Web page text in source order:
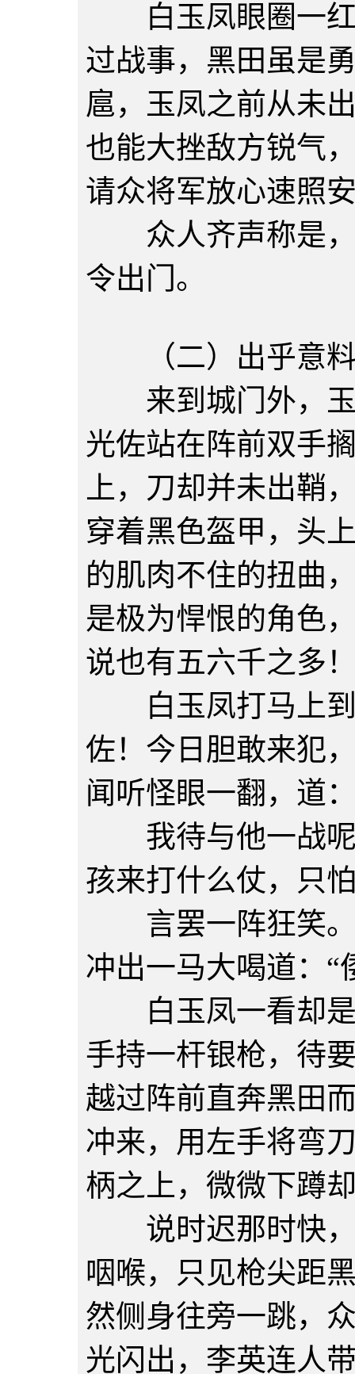
白玉凤眼圈一红
过战事，黑田虽是
扈，玉凤之前从未
也能大挫敌方锐气
请众将军放心速照
众人齐声称是，
令出门。
（二）出乎意
来到城门外，玉
光佐站在阵前双手
上，刀却并未出鞘
穿着黑色盔甲，头
的肌肉不住的扭曲
是极为悍恨的角色
说也有五六千之多
白玉凤打马上到
佐！今日胆敢来犯
闻听怪眼一翻，道
我待与他一战呢
孩来打什么仗，只
言罢一阵狂笑。
冲出一马大喝道：“
白玉凤一看却是
手持一杆银枪，待
越过阵前直奔黑田
冲来，用左手将弯
柄之上，微微下蹲
说时迟那时快，
咽喉，只见枪尖距
然侧身往旁一跳，
光闪出，李英连人